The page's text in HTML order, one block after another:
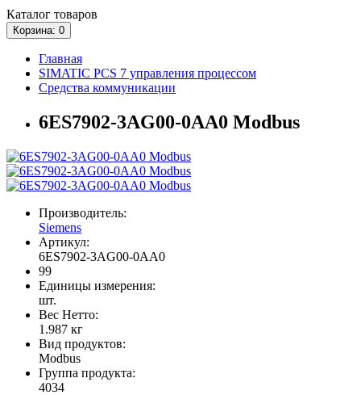
Каталог товаров
Корзина: 0
Главная
SIMATIC PCS 7 управления процессом
Средства коммуникации
6ES7902-3AG00-0AA0 Modbus
Производитель:
Siemens
Артикул:
6ES7902-3AG00-0AA0
99
Единицы измерения:
шт.
Вес Нетто:
1.987 кг
Вид продуктов:
Modbus
Группа продукта:
4034